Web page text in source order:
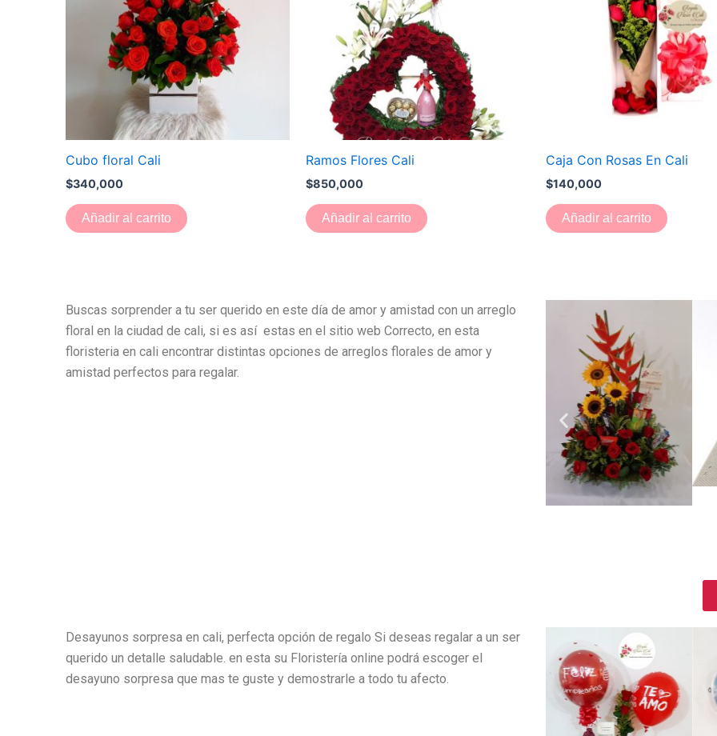
Cubo floral Cali
$340,000
Añadir al carrito
Ramos Flores Cali
$850,000
Añadir al carrito
Caja Con Rosas En Cali
$140,000
Añadir al carrito
Buscas sorprender a tu ser querido en este día de amor y amistad con un arreglo
floral en la ciudad de cali, si es así estas en el sitio web Correcto, en esta
floristeria en cali encontrar distintas opciones de arreglos florales de amor y
amistad perfectos para regalar.
Desayunos sorpresa en cali, perfecta opción de regalo Si deseas regalar a un ser
querido un detalle saludable. en esta su Floristería online podrá escoger el
desayuno sorpresa que mas te guste y demostrarle a todo tu afecto.